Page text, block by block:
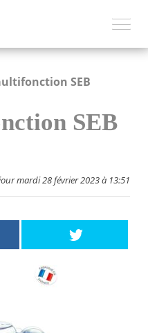
SEB
SEB
mardi 28 février 2023 à 13:51